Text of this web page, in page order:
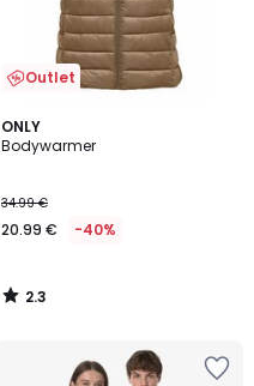
Outlet
ONLY
Bodywarmer
34.99 €
20.99 € -40%
2.3
/ 5
2.3
/